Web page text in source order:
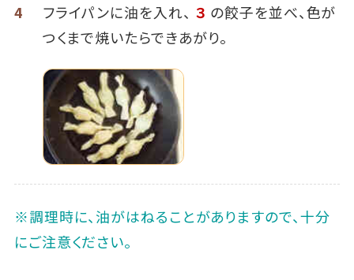
4 フライパンに油を入れ、 ３ の餃子を並べ、色が
つくまで焼いたらできあがり。
※調理時に、油がはねることがありますので、十分
にご注意ください。